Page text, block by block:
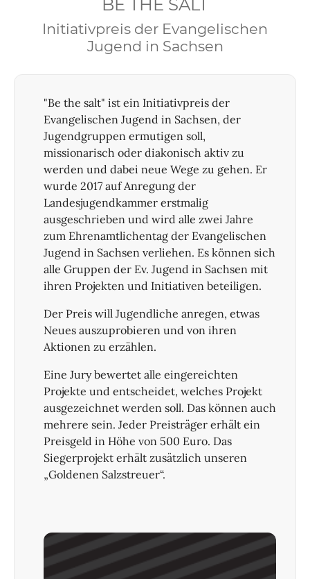
BE THE SALT
Initiativpreis der Evangelischen
Jugend in Sachsen
"Be the salt" ist ein Initiativpreis der
Evangelischen Jugend in Sachsen, der
Jugendgruppen ermutigen soll,
missionarisch oder diakonisch aktiv zu
werden und dabei neue Wege zu gehen. Er
wurde 2017 auf Anregung der
Landesjugendkammer erstmalig
ausgeschrieben und wird alle zwei Jahre
zum Ehrenamtlichentag der Evangelischen
Jugend in Sachsen verliehen. Es können sich
alle Gruppen der Ev. Jugend in Sachsen mit
ihren Projekten und Initiativen beteiligen.
Der Preis will Jugendliche anregen, etwas
Neues auszuprobieren und von ihren
Aktionen zu erzählen.
Eine Jury bewertet alle eingereichten
Projekte und entscheidet, welches Projekt
ausgezeichnet werden soll. Das können auch
mehrere sein. Jeder Preisträger erhält ein
Preisgeld in Höhe von 500 Euro. Das
Siegerprojekt erhält zusätzlich unseren
„Goldenen Salzstreuer“.